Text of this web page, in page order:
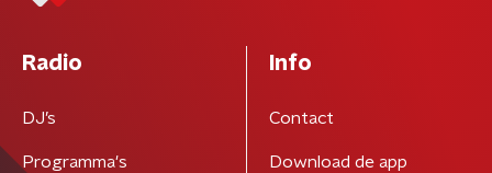
Radio
DJ’s
Programma's
Info
Contact
Download de app